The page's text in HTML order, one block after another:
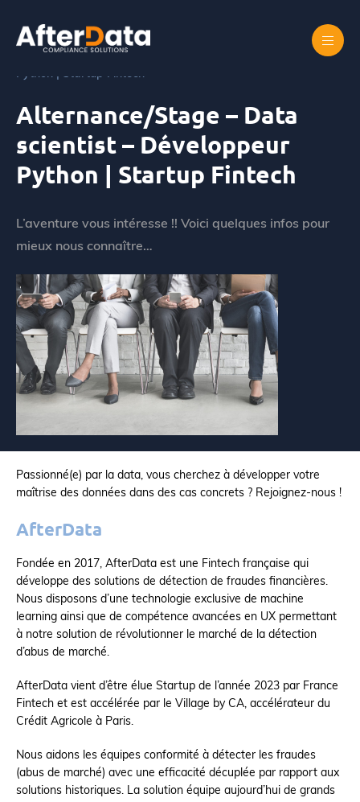
content
Alternance/Stage – Data scientist – Développeur
Python | Startup Fintech
Alternance/Stage – Data
scientist – Développeur
Python | Startup Fintech
L’aventure vous intéresse !! Voici quelques infos pour
mieux nous connaître…
Passionné(e) par la data, vous cherchez à développer votre
maîtrise des données dans des cas concrets ? Rejoignez-nous !
AfterData
Fondée en 2017, AfterData est une Fintech française qui
développe des solutions de détection de fraudes financières.
Nous disposons d’une technologie exclusive de machine
learning ainsi que de compétence avancées en UX permettant
à notre solution de révolutionner le marché de la détection
d’abus de marché.
AfterData vient d’être élue Startup de l’année 2023 par France
Fintech et est accélérée par le Village by CA, accélérateur du
Crédit Agricole à Paris.
Nous aidons les équipes conformité à détecter les fraudes
(abus de marché) avec une efficacité décuplée par rapport aux
solutions historiques. La solution équipe aujourd’hui de grands